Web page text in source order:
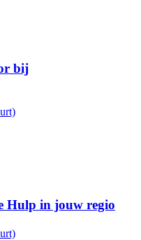
bij
Hulp in jouw regio